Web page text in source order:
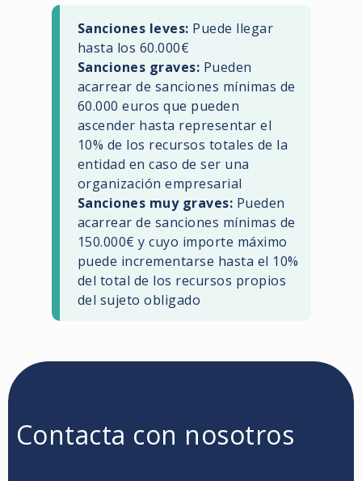
Sanciones leves: Puede llegar
hasta los 60.000€
Sanciones graves: Pueden
acarrear de sanciones mínimas de
60.000 euros que pueden
ascender hasta representar el
10% de los recursos totales de la
entidad en caso de ser una
organización empresarial
Sanciones muy graves: Pueden
acarrear de sanciones mínimas de
150.000€ y cuyo importe máximo
puede incrementarse hasta el 10%
del total de los recursos propios
del sujeto obligado
Contacta con nosotros